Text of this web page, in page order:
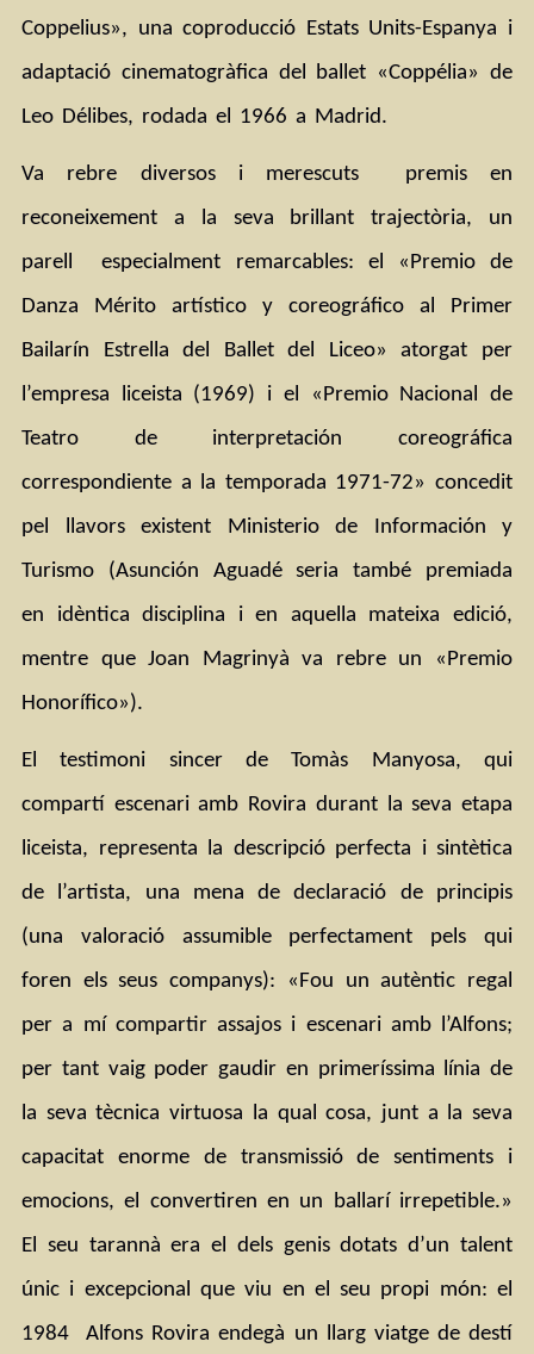
Coppelius», una coproducció Estats Units-Espanya i
adaptació cinematogràfica del ballet «Coppélia» de
Leo Délibes, rodada el 1966 a Madrid.
Va rebre diversos i merescuts  premis en
reconeixement a la seva brillant trajectòria, un
parell  especialment remarcables: el «Premio de
Danza Mérito artístico y coreográfico al Primer
Bailarín Estrella del Ballet del Liceo» atorgat per
l’empresa liceista (1969) i el «Premio Nacional de
Teatro de interpretación coreográfica
correspondiente a la temporada 1971-72» concedit
pel llavors existent Ministerio de Información y
Turismo (Asunción Aguadé seria també premiada
en idèntica disciplina i en aquella mateixa edició,
mentre que Joan Magrinyà va rebre un «Premio
Honorífico»).
El testimoni sincer de Tomàs Manyosa, qui
compartí escenari amb Rovira durant la seva etapa
liceista, representa la descripció perfecta i sintètica
de l’artista, una mena de declaració de principis
(una valoració assumible perfectament pels qui
foren els seus companys): «Fou un autèntic regal
per a mí compartir assajos i escenari amb l’Alfons;
per tant vaig poder gaudir en primeríssima línia de
la seva tècnica virtuosa la qual cosa, junt a la seva
capacitat enorme de transmissió de sentiments i
emocions, el convertiren en un ballarí irrepetible.»
El seu tarannà era el dels genis dotats d’un talent
únic i excepcional que viu en el seu propi món: el
1984  Alfons Rovira endegà un llarg viatge de destí